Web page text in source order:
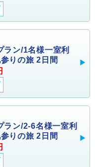
ラン/1名様一室利
りの旅 2日間
ラン/2-6名様一室利
りの旅 2日間